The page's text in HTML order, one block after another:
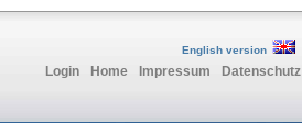
English version
Login Home Impressum Datenschutz